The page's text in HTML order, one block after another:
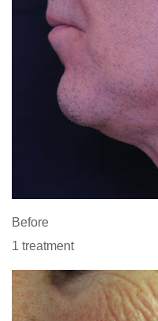
Before 3
1 treatment